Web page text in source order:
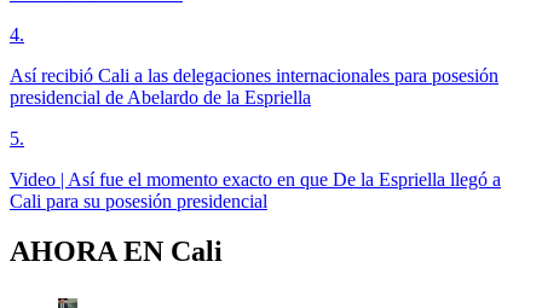
4.
Así recibió Cali a las delegaciones internacionales para posesión
presidencial de Abelardo de la Espriella
5.
Video | Así fue el momento exacto en que De la Espriella llegó a
Cali para su posesión presidencial
AHORA EN Cali